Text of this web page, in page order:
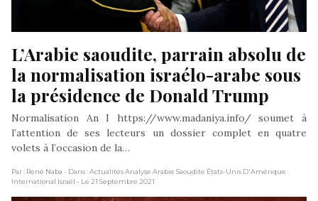
L’Arabie saoudite, parrain absolu de
la normalisation israélo-arabe sous
la présidence de Donald Trump
Normalisation An I https://www.madaniya.info/ soumet à
l’attention de ses lecteurs un dossier complet en quatre
volets à l’occasion de la…
Par : René Naba - Dans : Actualités Analyse Arabie Saoudite États-Unis D'Amérique
International Israël - Le 21 Septembre 2021